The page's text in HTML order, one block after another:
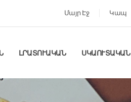
Մայր Էջ Կապ
ԼՐԱՏՈՒԱԿԱՆ ՍԿԱՈՒՏԱԿԱՆ